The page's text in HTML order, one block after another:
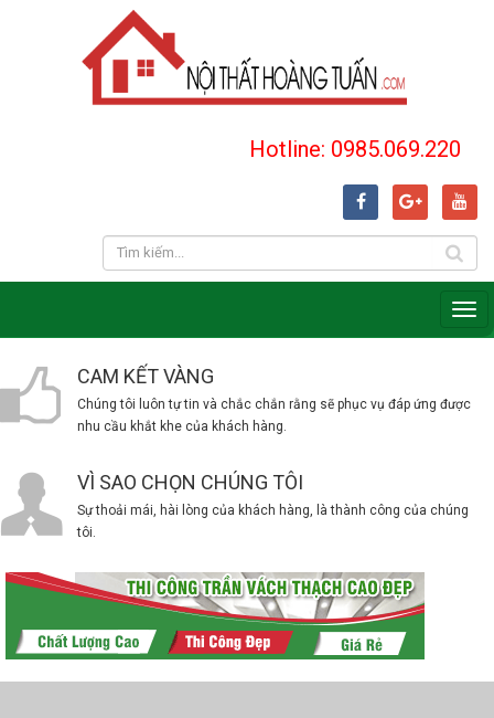
Hotline: 0985.069.220
CAM KẾT VÀNG
Chúng tôi luôn tự tin và chắc chắn rằng sẽ phục vụ đáp ứng được
nhu cầu khắt khe của khách hàng.
VÌ SAO CHỌN CHÚNG TÔI
Sự thoải mái, hài lòng của khách hàng, là thành công của chúng
tôi.